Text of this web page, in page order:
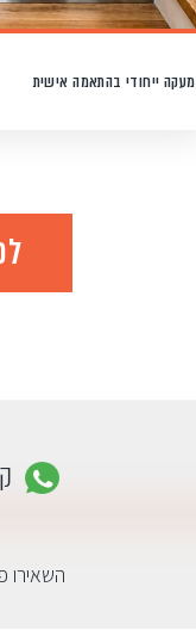
מעקה ייחודי בהתאמה אישית
השאירו